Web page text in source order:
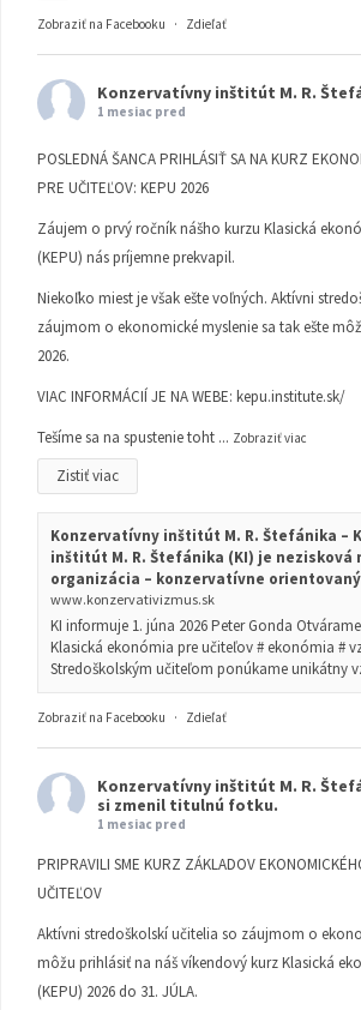
Zobraziť na Facebooku · Zdieľať
Konzervatívny inštitút M. R.
1 mesiac pred
POSLEDNÁ ŠANCA PRIHLÁSIŤ SA NA KURZ
PRE UČITEĽOV: KEPU 2026
Záujem o prvý ročník nášho kurzu Klasická
(KEPU) nás príjemne prekvapil.
Niekoľko miest je však ešte voľných. Aktívni
záujmom o ekonomické myslenie sa tak ešte
2026.
VIAC INFORMÁCIÍ JE NA WEBE: kepu.institute.sk/
Tešíme sa na spustenie toht ... Zobraziť viac
Zistiť viac
Konzervatívny inštitút M. R. Štefánika –
inštitút M. R. Štefánika (KI) je nezisková
organizácia – konzervatívne
www.konzervativizmus.sk
KI informuje 1. júna 2026 Peter Gonda
Klasická ekonómia pre učiteľov # ekonómia #
Stredoškolským učiteľom ponúkame unikátny
Zobraziť na Facebooku · Zdieľať
Konzervatívny inštitút M. R.
si zmenil titulnú fotku.
1 mesiac pred
PRIPRAVILI SME KURZ ZÁKLADOV
UČITEĽOV
Aktívni stredoškolskí učitelia so záujmom o
môžu prihlásiť na náš víkendový kurz Klasická
(KEPU) 2026 do 31. JÚLA.